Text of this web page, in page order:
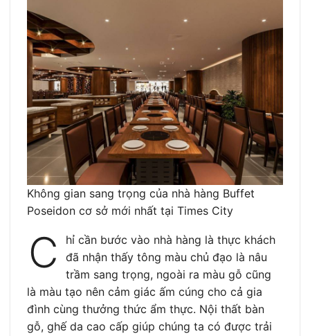
Không gian sang trọng của nhà hàng Buffet
Poseidon cơ sở mới nhất tại Times City
C
hỉ cần bước vào nhà hàng là thực khách
đã nhận thấy tông màu chủ đạo là nâu
trầm sang trọng, ngoài ra màu gỗ cũng
là màu tạo nên cảm giác ấm cúng cho cả gia
đình cùng thưởng thức ẩm thực. Nội thất bàn
gỗ, ghế da cao cấp giúp chúng ta có được trải